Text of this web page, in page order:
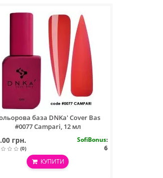
база DNKa' Cover Bas
#0077 Campari, 12 мл
грн.
(0)
SofiBonus:
6
КУПИТИ